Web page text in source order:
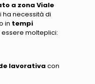
a zona Viale
necessità di
in tempi
molteplici:
lavorativa con